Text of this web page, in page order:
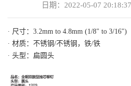
日期：2022-05-07 20:18:37
· 尺寸：3.2mm to 4.8mm (1/8" to 3/16")
· 材质：不锈钢/不锈钢，铁/铁
· 头型：扁圆头